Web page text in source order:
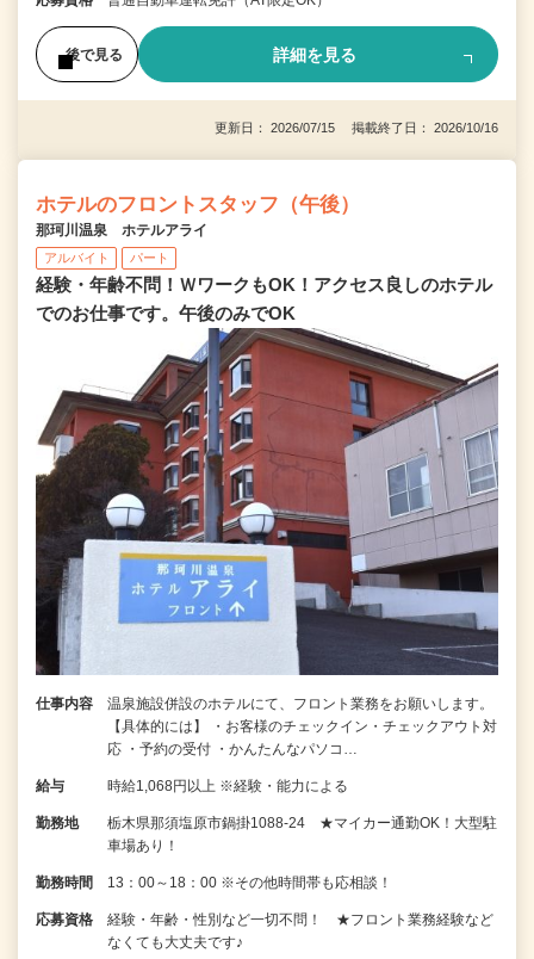
後で見る 詳細を見る
更新日： 2026/07/15 掲載終了日： 2026/10/16
ホテルのフロントスタッフ（午後）
那珂川温泉 ホテルアライ
アルバイト パート
経験・年齢不問！ＷワークもOK！アクセス良しのホテル
でのお仕事です。午後のみでOK
仕事内容
温泉施設併設のホテルにて、フロント業務をお願いします。
【具体的には】 ・お客様のチェックイン・チェックアウト対
応 ・予約の受付 ・かんたんなパソコ…
給与 時給1,068円以上 ※経験・能力による
勤務地
栃木県那須塩原市鍋掛1088-24 ★マイカー通勤OK！大型駐
車場あり！
勤務時間 13：00～18：00 ※その他時間帯も応相談！
応募資格
経験・年齢・性別など一切不問！ ★フロント業務経験など
なくても大丈夫です♪